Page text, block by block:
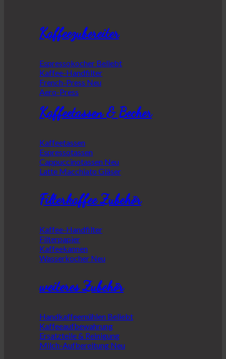
Kaffeezubereiter
Espressokocher
Kaffee-Handfilter
French-Press
Aero-Press
Kaffeetassen & Becher
Kaffeetassen
Espressotassen
Cappuccinotassen
Latte Macchiato Gläser
Filterkaffee Zubehör
Kaffee-Handfilter
Filterpapier
Kaffeekannen
Wasserkocher
weiteres Zubehör
Handkaffeemühlen
Kaffeeaufbewahrung
Ersatzteile & Reinigung
Milch-Aufbereitung